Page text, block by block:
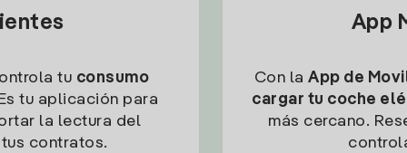
tu consumo
tu aplicación para
la lectura del
contratos.
App
Con la App de
cargar tu coche
más cercano.